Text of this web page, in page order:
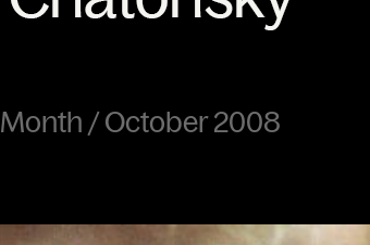
Month /October 2008